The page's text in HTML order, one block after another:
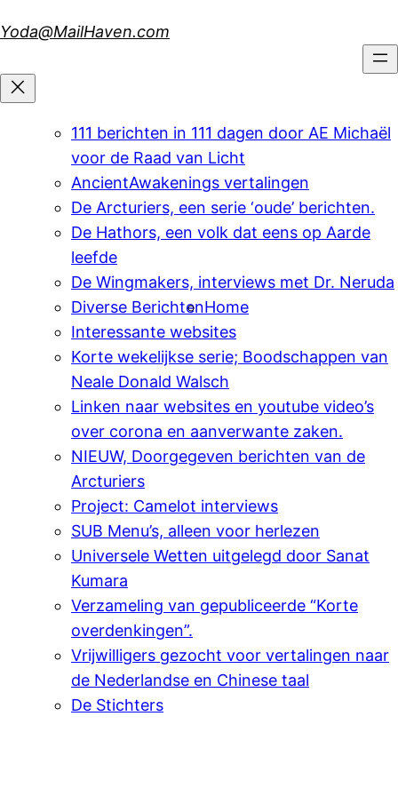
to
Yoda@MailHaven.com
111 berichten in 111 dagen door AE Michaël
voor de Raad van Licht
AncientAwakenings vertalingen
De Arcturiers, een serie ‘oude’ berichten.
De Hathors, een volk dat eens op Aarde
leefde
De Wingmakers, interviews met Dr. Neruda
Diverse BerichtenHome
Interessante websites
Korte wekelijkse serie; Boodschappen van
Neale Donald Walsch
Linken naar websites en youtube video’s
over corona en aanverwante zaken.
NIEUW, Doorgegeven berichten van de
Arcturiers
Project: Camelot interviews
SUB Menu’s, alleen voor herlezen
Universele Wetten uitgelegd door Sanat
Kumara
Verzameling van gepubliceerde “Korte
overdenkingen”.
Vrijwilligers gezocht voor vertalingen naar
de Nederlandse en Chinese taal
De Stichters